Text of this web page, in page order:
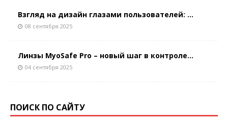
Взгляд на дизайн глазами пользователей: ...
08 сентября 2025
Линзы MyoSafe Pro – новый шаг в контроле...
04 сентября 2025
ПОИСК ПО САЙТУ